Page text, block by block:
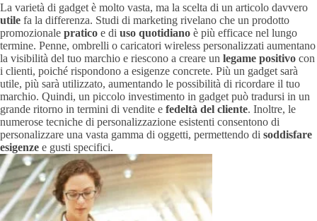
La varietà di gadget è molto vasta, ma la scelta di un articolo davvero
utile fa la differenza. Studi di marketing rivelano che un prodotto
promozionale pratico e di uso quotidiano è più efficace nel lungo
termine. Penne, ombrelli o caricatori wireless personalizzati aumentano
la visibilità del tuo marchio e riescono a creare un legame positivo con
i clienti, poiché rispondono a esigenze concrete. Più un gadget sarà
utile, più sarà utilizzato, aumentando le possibilità di ricordare il tuo
marchio. Quindi, un piccolo investimento in gadget può tradursi in un
grande ritorno in termini di vendite e fedeltà del cliente. Inoltre, le
numerose tecniche di personalizzazione esistenti consentono di
personalizzare una vasta gamma di oggetti, permettendo di soddisfare
esigenze e gusti specifici.